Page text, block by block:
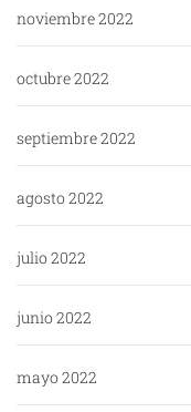
noviembre 2022
octubre 2022
septiembre 2022
agosto 2022
julio 2022
junio 2022
mayo 2022